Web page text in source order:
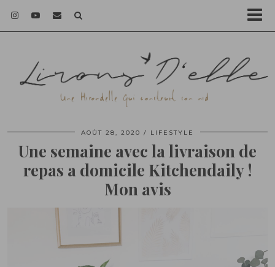
AOÛT 28, 2020 LIFESTYLE
Une semaine avec la livraison de
repas a domicile Kitchendaily !
Mon avis